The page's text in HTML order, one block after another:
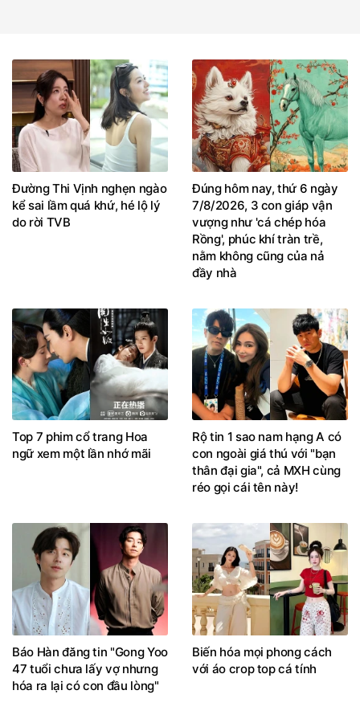
Đường Thi Vịnh nghẹn ngào
kể sai lầm quá khứ, hé lộ lý
do rời TVB
Đúng hôm nay, thứ 6 ngày
7/8/2026, 3 con giáp vận
vượng như 'cá chép hóa
Rồng', phúc khí tràn trề,
nằm không cũng của nả
đầy nhà
Top 7 phim cổ trang Hoa
ngữ xem một lần nhớ mãi
Rộ tin 1 sao nam hạng A có
con ngoài giá thú với "bạn
thân đại gia", cả MXH cùng
réo gọi cái tên này!
Báo Hàn đăng tin "Gong Yoo
47 tuổi chưa lấy vợ nhưng
hóa ra lại có con đầu lòng"
Biến hóa mọi phong cách
với áo crop top cá tính